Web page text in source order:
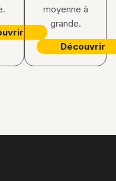
moyenne à
grande.
Découvrir